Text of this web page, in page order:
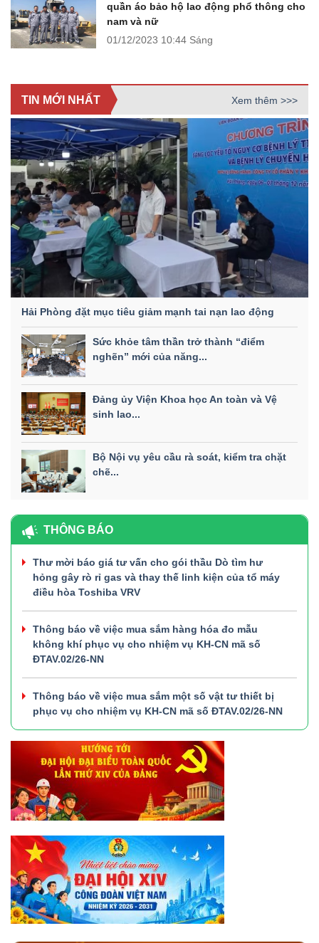
quần áo bảo hộ lao động phổ thông cho
nam và nữ
01/12/2023 10:44 Sáng
TIN MỚI NHẤT Xem thêm >>>
Hải Phòng đặt mục tiêu giảm mạnh tai nạn lao động
Sức khỏe tâm thần trở thành “điểm
nghẽn” mới của năng...
Đảng ủy Viện Khoa học An toàn và Vệ
sinh lao...
Bộ Nội vụ yêu cầu rà soát, kiểm tra chặt
chẽ...
THÔNG BÁO
Thư mời báo giá tư vấn cho gói thầu Dò tìm hư
hỏng gây rò rỉ gas và thay thế linh kiện của tổ máy
điều hòa Toshiba VRV
Thông báo về việc mua sắm hàng hóa đo mẫu
không khí phục vụ cho nhiệm vụ KH-CN mã số
ĐTAV.02/26-NN
Thông báo về việc mua sắm một số vật tư thiết bị
phục vụ cho nhiệm vụ KH-CN mã số ĐTAV.02/26-NN